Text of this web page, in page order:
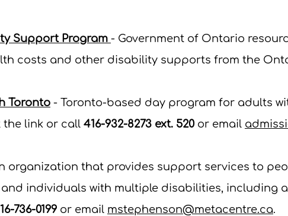
Support Program - Government of Ontario
costs and other disability supports from the
Toronto - Toronto-based day program for adults
the link or call 416-932-8273 ext. 520or email
organization that provides support services to
individuals with multiple disabilities, including
736-0199 or email mstephenson@metacentre.ca.